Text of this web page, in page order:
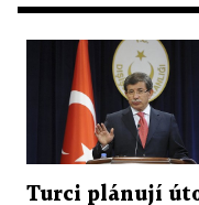
Turci plánují